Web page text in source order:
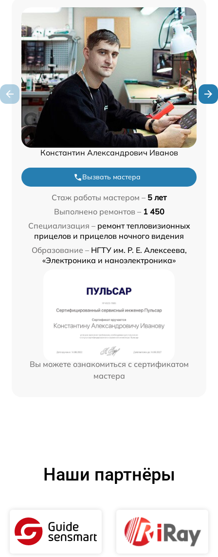
Константин Александрович Иванов
Вызвать мастера
Стаж работы мастером – 5 лет
Выполнено ремонтов – 1 450
Специализация – ремонт тепловизионных
прицелов и прицелов ночного видения
Образование – НГТУ им. Р. Е. Алексеева,
«Электроника и наноэлектроника»
Вы можете ознакомиться с сертификатом
мастера
Наши партнёры